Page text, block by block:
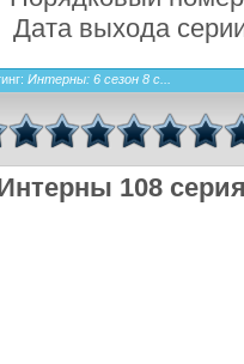
Дата выхода
Интерны: 6 сезон 8 с...
108